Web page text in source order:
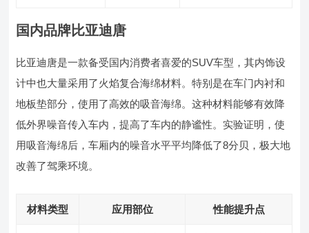
国内品牌比亚迪唐
比亚迪唐是一款备受国内消费者喜爱的SUV车型，其内饰设
计中也大量采用了火焰复合海绵材料。特别是在车门内衬和
地板垫部分，使用了高效的吸音海绵。这种材料能够有效降
低外界噪音传入车内，提高了车内的静谧性。实验证明，使
用吸音海绵后，车厢内的噪音水平平均降低了8分贝，极大地
改善了驾乘环境。
材料类型 应用部位 性能提升点